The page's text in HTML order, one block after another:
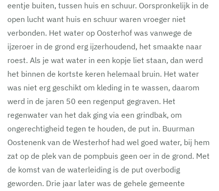
eentje buiten, tussen huis en schuur. Oorspronkelijk in de
open lucht want huis en schuur waren vroeger niet
verbonden. Het water op Oosterhof was vanwege de
ijzeroer in de grond erg ijzerhoudend, het smaakte naar
roest. Als je wat water in een kopje liet staan, dan werd
het binnen de kortste keren helemaal bruin. Het water
was niet erg geschikt om kleding in te wassen, daarom
werd in de jaren 50 een regenput gegraven. Het
regenwater van het dak ging via een grindbak, om
ongerechtigheid tegen te houden, de put in. Buurman
Oostenenk van de Westerhof had wel goed water, bij hem
zat op de plek van de pompbuis geen oer in de grond. Met
de komst van de waterleiding is de put overbodig
geworden. Drie jaar later was de gehele gemeente